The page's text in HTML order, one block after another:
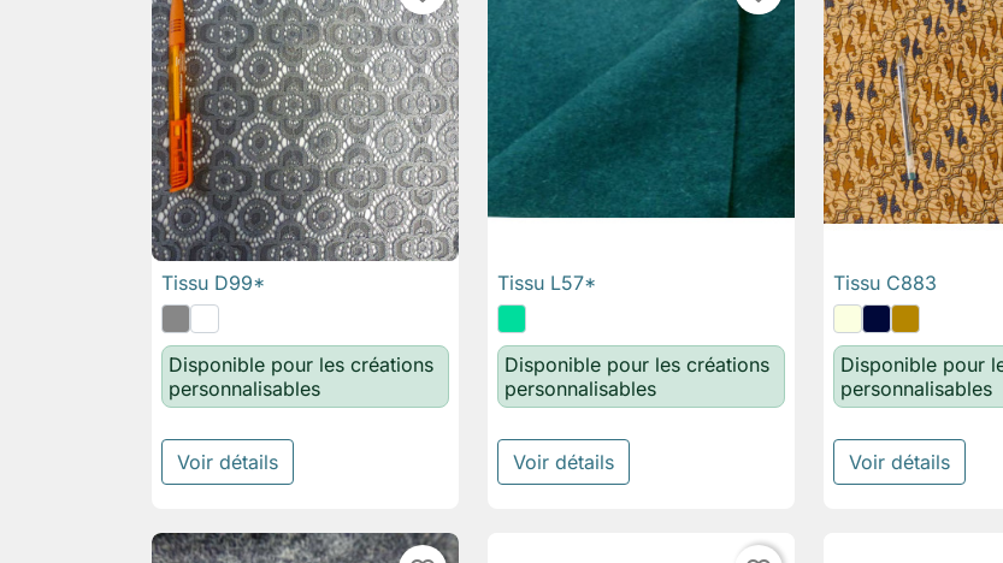
 Aperçu rapide
Tissu D99*
Disponible pour les créations
personnalisables
Voir détails
 Aperçu rapide
Tissu L57*
Disponible pour les créations
personnalisables
Voir détails
 Aperçu
Tissu C883
Disponible pour
personnalisables
Voir détails